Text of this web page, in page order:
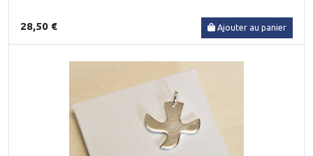
28,50 € Ajouter au panier